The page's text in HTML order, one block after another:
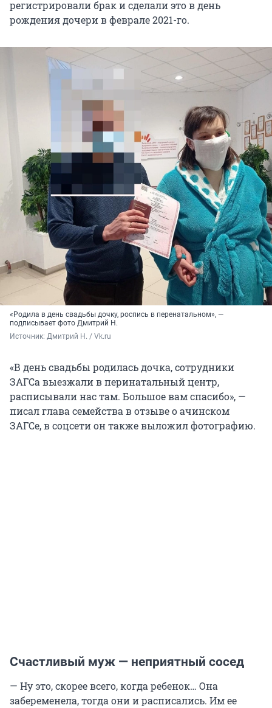
регистрировали брак и сделали это в день
рождения дочери в феврале 2021-го.
«Родила в день свадьбы дочку, роспись в перенатальном», —
подписывает фото Дмитрий Н.
Источник: Дмитрий Н. / Vk.ru
«В день свадьбы родилась дочка, сотрудники
ЗАГСа выезжали в перинатальный центр,
расписывали нас там. Большое вам спасибо», —
писал глава семейства в отзыве о ачинском
ЗАГСе, в соцсети он также выложил фотографию.
Счастливый муж — неприятный сосед
— Ну это, скорее всего, когда ребенок… Она
забеременела, тогда они и расписались. Им ее